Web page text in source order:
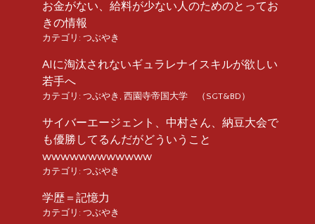
お金がない、給料が少ない人のためのとってお
きの情報
カテゴリ: つぶやき
AIに淘汰されないギュラレナイスキルが欲しい
若手へ
カテゴリ: つぶやき 西園寺帝国大学 （SGT&BD）
サイバーエージェント、中村さん、納豆大会で
も優勝してるんだがどういうこと
wwwwwwwwwwww
カテゴリ: つぶやき
学歴＝記憶力
カテゴリ: つぶやき